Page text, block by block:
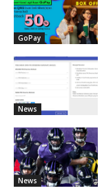
GoPay
News
News